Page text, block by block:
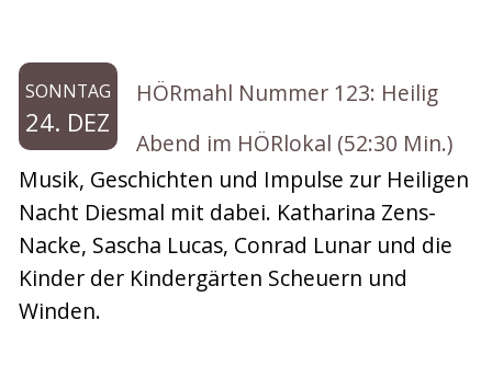
SONNTAG
24. DEZ
HÖRmahl Nummer 123: Heilig
Abend im HÖRlokal (52:30 Min.)
Musik, Geschichten und Impulse zur Heiligen
Nacht Diesmal mit dabei. Katharina Zens-
Nacke, Sascha Lucas, Conrad Lunar und die
Kinder der Kindergärten Scheuern und
Winden.